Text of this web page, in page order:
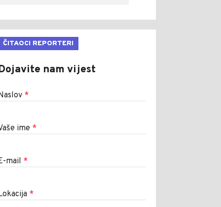
ČITAOCI REPORTERI
nam vijest
*
ime *
mail *
*